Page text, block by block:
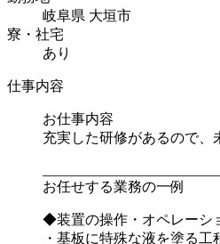
岐阜県 大垣市
寮・社宅
あり
仕事内容
お仕事内容
充実した研修があるので、
お任せする業務の一例
◆装置の操作・オペレーシ
・基板に特殊な液を塗る工